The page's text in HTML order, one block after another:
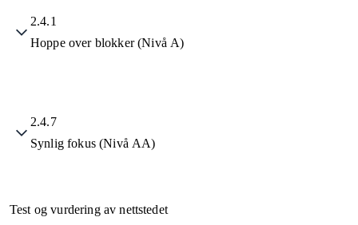
2.4.1
Hoppe over blokker (Nivå A)
2.4.7
Synlig fokus (Nivå AA)
Test og vurdering av nettstedet